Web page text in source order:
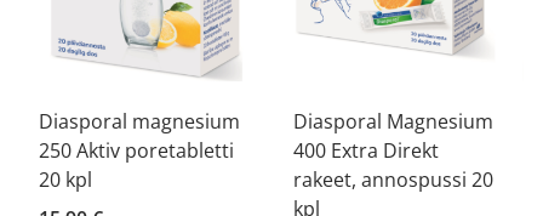
Diasporal magnesium
250 Aktiv poretabletti
20 kpl
Diasporal Magnesium
400 Extra Direkt
rakeet, annospussi 20
kpl